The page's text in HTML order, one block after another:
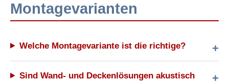
Montagevarianten
Welche Montagevariante ist die richtige?
Sind Wand- und Deckenlösungen akustisch